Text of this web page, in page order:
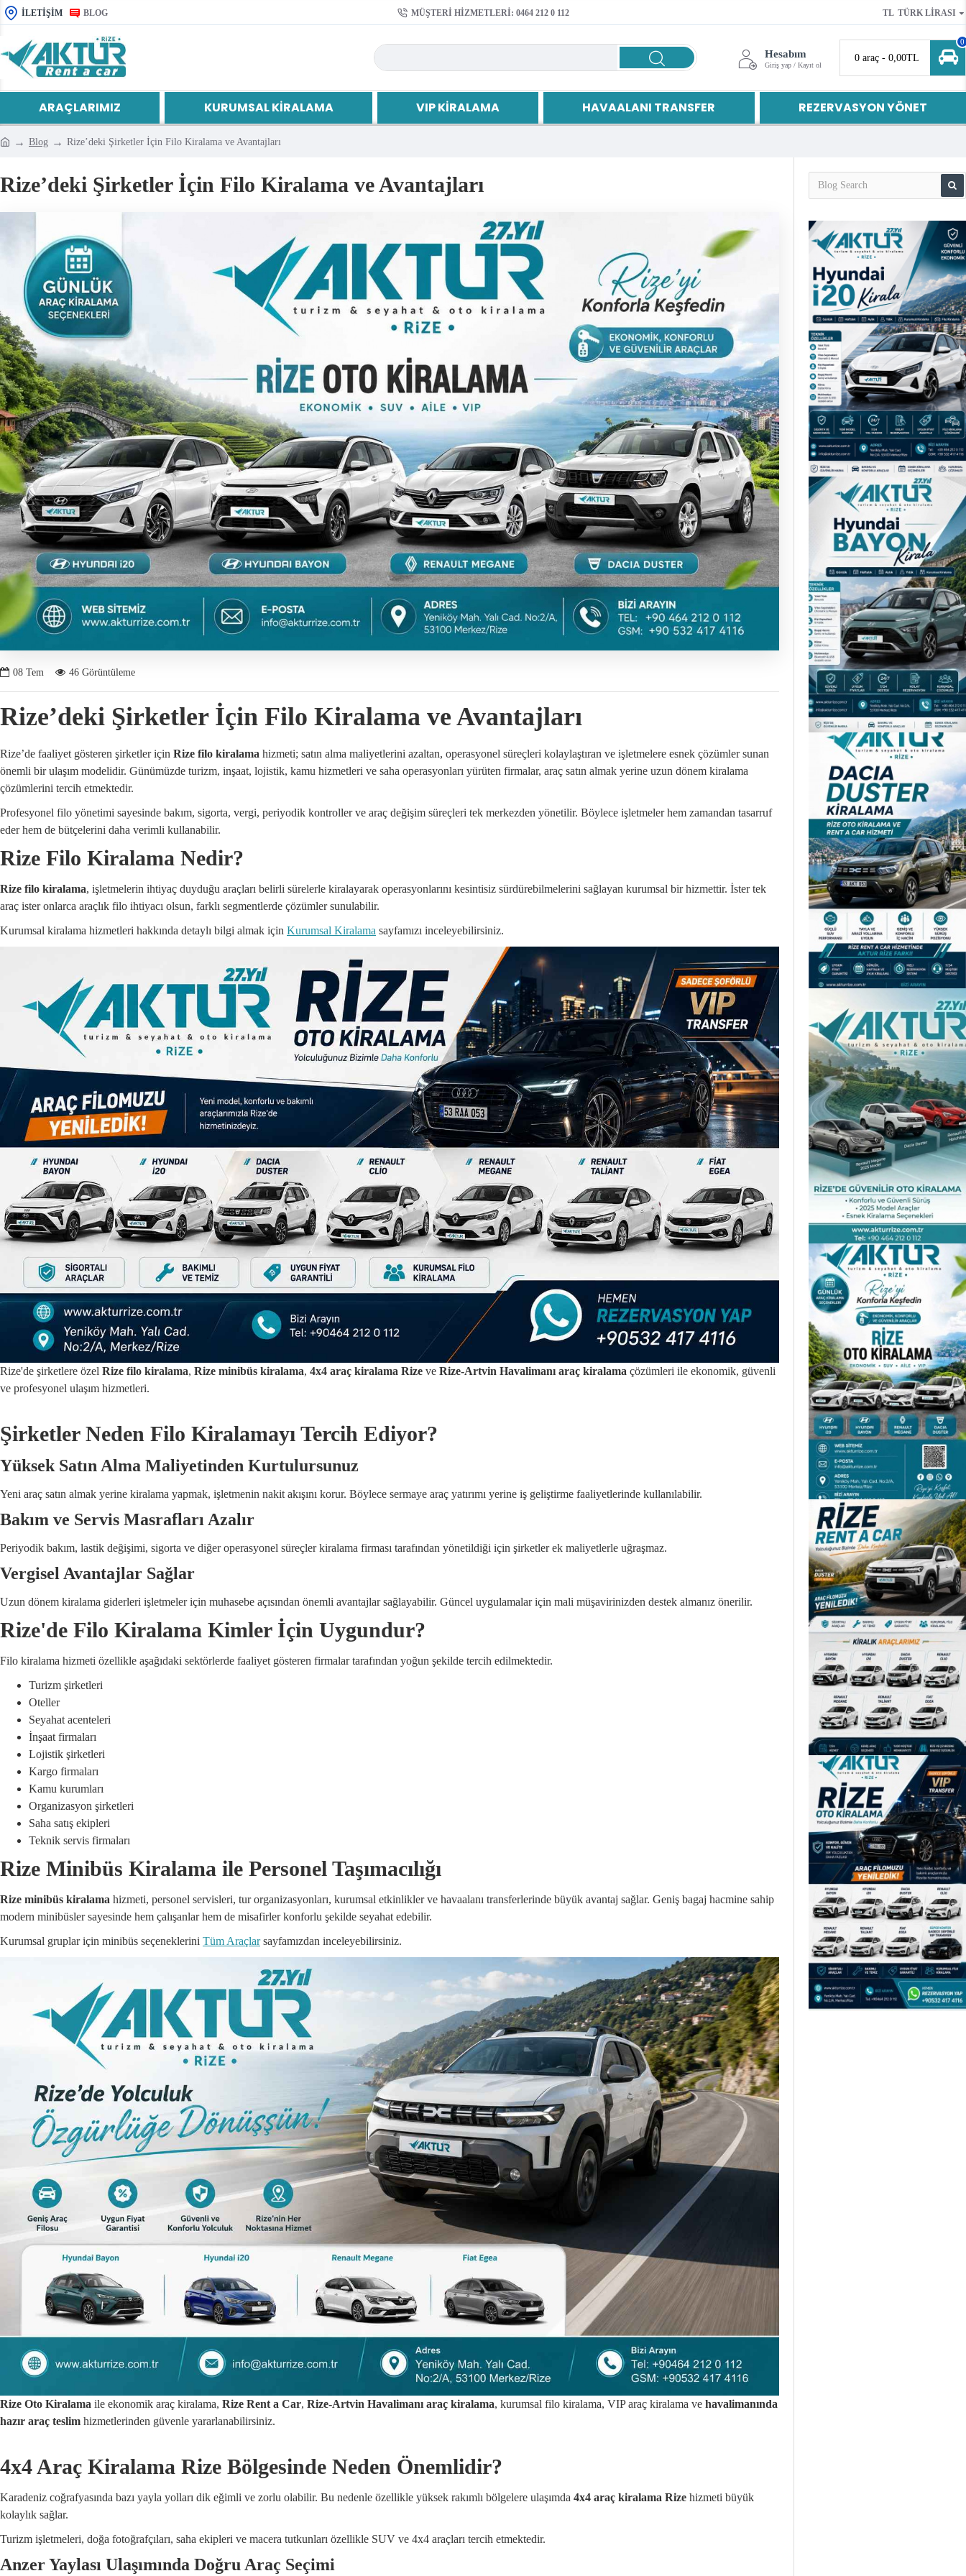
İLETIŞIM BLOG MÜŞTERI HIZMETLERI: 0464 212 0 112 TL TÜRK LIRASI
Hesabım
Giriş yap / Kayıt ol
0 araç - 0,00TL
0
ARAÇLARIMIZ KURUMSAL KIRALAMA VIP KIRALAMA HAVAALANI TRANSFER REZERVASYON YÖNET
Blog Rize’deki Şirketler İçin Filo Kiralama ve Avantajları
Rize’deki Şirketler İçin Filo Kiralama ve Avantajları
08 Tem 46 Görüntüleme
Rize’deki Şirketler İçin Filo Kiralama ve Avantajları
Rize’de faaliyet gösteren şirketler için Rize filo kiralama hizmeti; satın alma maliyetlerini azaltan, operasyonel süreçleri kolaylaştıran ve işletmelere esnek çözümler sunan
önemli bir ulaşım modelidir. Günümüzde turizm, inşaat, lojistik, kamu hizmetleri ve saha operasyonları yürüten firmalar, araç satın almak yerine uzun dönem kiralama
çözümlerini tercih etmektedir.
Profesyonel filo yönetimi sayesinde bakım, sigorta, vergi, periyodik kontroller ve araç değişim süreçleri tek merkezden yönetilir. Böylece işletmeler hem zamandan tasarruf
eder hem de bütçelerini daha verimli kullanabilir.
Rize Filo Kiralama Nedir?
Rize filo kiralama, işletmelerin ihtiyaç duyduğu araçları belirli sürelerle kiralayarak operasyonlarını kesintisiz sürdürebilmelerini sağlayan kurumsal bir hizmettir. İster tek
araç ister onlarca araçlık filo ihtiyacı olsun, farklı segmentlerde çözümler sunulabilir.
Kurumsal kiralama hizmetleri hakkında detaylı bilgi almak için Kurumsal Kiralama sayfamızı inceleyebilirsiniz.
Rize'de şirketlere özel Rize filo kiralama, Rize minibüs kiralama, 4x4 araç kiralama Rize ve Rize-Artvin Havalimanı araç kiralama çözümleri ile ekonomik, güvenli
ve profesyonel ulaşım hizmetleri.
Şirketler Neden Filo Kiralamayı Tercih Ediyor?
Yüksek Satın Alma Maliyetinden Kurtulursunuz
Yeni araç satın almak yerine kiralama yapmak, işletmenin nakit akışını korur. Böylece sermaye araç yatırımı yerine iş geliştirme faaliyetlerinde kullanılabilir.
Bakım ve Servis Masrafları Azalır
Periyodik bakım, lastik değişimi, sigorta ve diğer operasyonel süreçler kiralama firması tarafından yönetildiği için şirketler ek maliyetlerle uğraşmaz.
Vergisel Avantajlar Sağlar
Uzun dönem kiralama giderleri işletmeler için muhasebe açısından önemli avantajlar sağlayabilir. Güncel uygulamalar için mali müşavirinizden destek almanız önerilir.
Rize'de Filo Kiralama Kimler İçin Uygundur?
Filo kiralama hizmeti özellikle aşağıdaki sektörlerde faaliyet gösteren firmalar tarafından yoğun şekilde tercih edilmektedir.
Turizm şirketleri
Oteller
Seyahat acenteleri
İnşaat firmaları
Lojistik şirketleri
Kargo firmaları
Kamu kurumları
Organizasyon şirketleri
Saha satış ekipleri
Teknik servis firmaları
Rize Minibüs Kiralama ile Personel Taşımacılığı
Rize minibüs kiralama hizmeti, personel servisleri, tur organizasyonları, kurumsal etkinlikler ve havaalanı transferlerinde büyük avantaj sağlar. Geniş bagaj hacmine sahip
modern minibüsler sayesinde hem çalışanlar hem de misafirler konforlu şekilde seyahat edebilir.
Kurumsal gruplar için minibüs seçeneklerini Tüm Araçlarsayfamızdan inceleyebilirsiniz.
Rize Oto Kiralama ile ekonomik araç kiralama, Rize Rent a Car, Rize-Artvin Havalimanı araç kiralama, kurumsal filo kiralama, VIP araç kiralama ve havalimanında
hazır araç teslim hizmetlerinden güvenle yararlanabilirsiniz.
4x4 Araç Kiralama Rize Bölgesinde Neden Önemlidir?
Karadeniz coğrafyasında bazı yayla yolları dik eğimli ve zorlu olabilir. Bu nedenle özellikle yüksek rakımlı bölgelere ulaşımda 4x4 araç kiralama Rize hizmeti büyük
kolaylık sağlar.
Turizm işletmeleri, doğa fotoğrafçıları, saha ekipleri ve macera tutkunları özellikle SUV ve 4x4 araçları tercih etmektedir.
Anzer Yaylası Ulaşımında Doğru Araç Seçimi